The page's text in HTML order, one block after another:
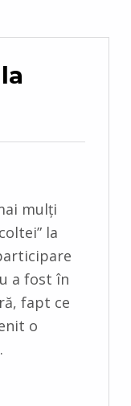
mulți
la
a fost în
fapt ce
o